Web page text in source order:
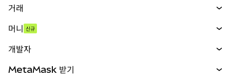
거래
무기한 선물
실물자산
머니 신규
개발자
MetaMask 받기